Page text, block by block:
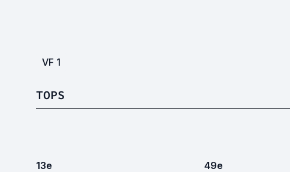
VF 1
TOPS
13e 49e